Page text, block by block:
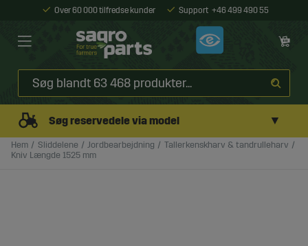
Over 60 000 tilfredse kunder Support +46 499 490 55
Søg reservedele via model ▼
Hem Sliddelene Jordbearbejdning
Tallerkenskharv & tandrulleharv
Kniv Længde 1525 mm